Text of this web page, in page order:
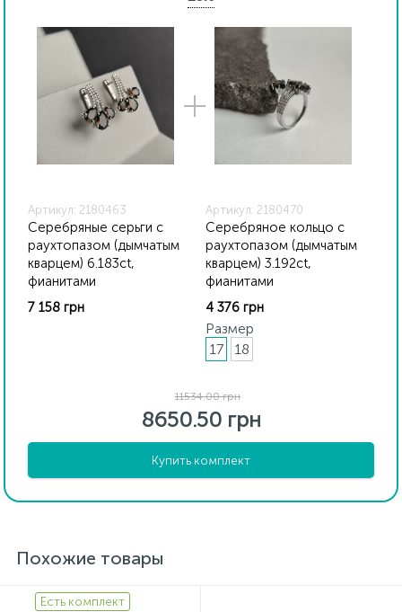
прилагаются бирка с указанием всех
параметров.*Цвета изделий на сайте могут
незначительно отличаться от реальных из-за
особенностей цветопередачи экрана
Артикул: 2180463
Серебряные серьги с
раухтопазом (дымчатым
кварцем) 6.183ct,
фианитами
7 158 грн
Артикул: 2180470
Серебряное кольцо с
раухтопазом (дымчатым
кварцем) 3.192ct,
фианитами
4 376 грн
Размер
17
18
11534.00 грн
8650.50 грн
Купить комплект
Похожие товары
Есть комплект